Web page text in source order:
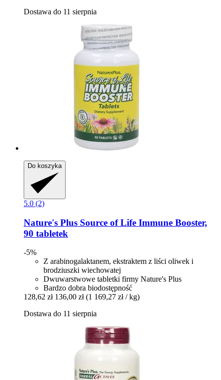
Dostawa do 11 sierpnia
Do koszyka
5.0 (2)
Nature's Plus Source of Life Immune Booster,
90 tabletek
-5%
Z arabinogalaktanem, ekstraktem z liści oliwek i
brodziuszki wiechowatej
Dwuwarstwowe tabletki firmy Nature's Plus
Bardzo dobra biodostępność
128,62 zł 136,00 zł (1 169,27 zł / kg)
Dostawa do 11 sierpnia